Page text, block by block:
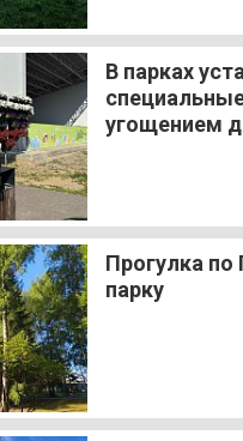
В парках
угощением
Прогулка по
парку